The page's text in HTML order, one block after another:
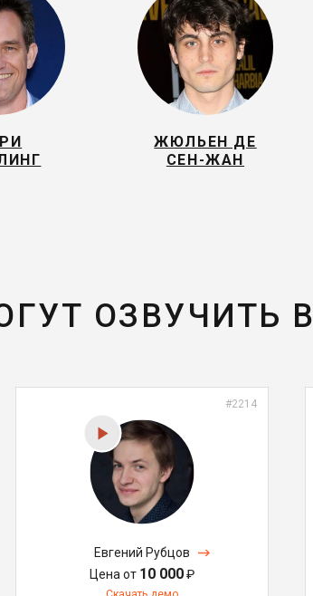
ЖЮЛЬЕН ДЕ
СЕН-ЖАН
ОЗВУЧИТЬ
#2214
Евгений Рубцов
Цена от 10 000₽